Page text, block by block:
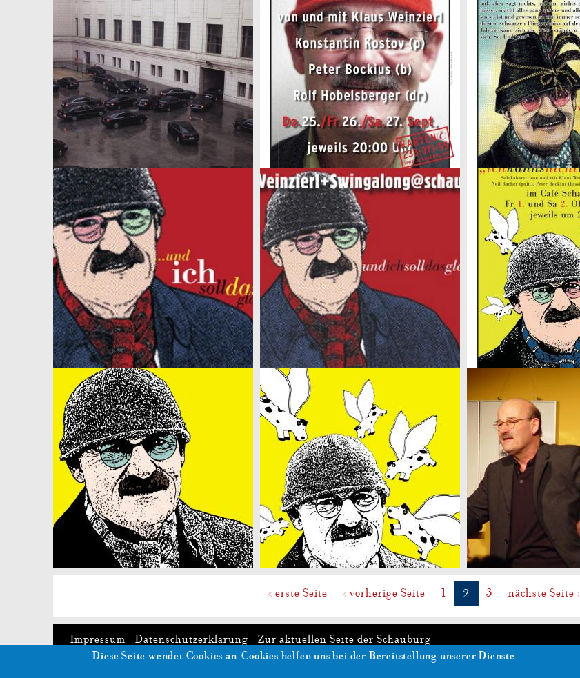
« erste Seite ‹ vorherige Seite 1 2 3 nächste Seite ›
Impressum Datenschutzerklärung Zur aktuellen Seite der Schauburg
Diese Seite wendet Cookies an.Cookies helfen uns bei der Bereitstellung unserer Dienste.